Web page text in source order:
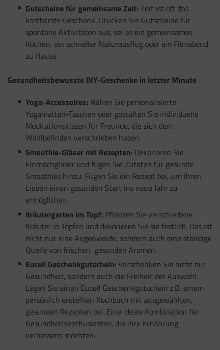
Gutscheine für gemeinsame Zeit: Zeit ist oft das
kostbarste Geschenk. Drucken Sie Gutscheine für
spontane Aktivitäten aus, sei es ein gemeinsames
Kochen, ein schneller Naturausflug oder ein Filmabend
zu Hause.
Gesundheitsbewusste DIY-Geschenke in letzter Minute
Yoga-Accessoires: Nähen Sie personalisierte
Yogamatten-Taschen oder gestalten Sie individuelle
Meditationskissen für Freunde, die sich dem
Wohlbefinden verschrieben haben.
Smoothie-Gläser mit Rezepten: Dekorieren Sie
Einmachgläser und fügen Sie Zutaten für gesunde
Smoothies hinzu. Fügen Sie ein Rezept bei, um Ihren
Lieben einen gesunden Start ins neue Jahr zu
ermöglichen.
Kräutergarten im Topf: Pflanzen Sie verschiedene
Kräuter in Töpfen und dekorieren Sie sie festlich. Das ist
nicht nur eine Augenweide, sondern auch eine ständige
Quelle von frischen, gesunden Aromen.
Eucell Geschenkgutschein: Verschenken Sie nicht nur
Gesundheit, sondern auch die Freiheit der Auswahl.
Legen Sie einen Eucell Geschenkgutschein z.B. einem
persönlich erstellten Kochbuch mit ausgewählten,
gesunden Rezepten bei. Eine ideale Kombination für
Gesundheitsenthusiasten, die ihre Ernährung
verbessern möchten.